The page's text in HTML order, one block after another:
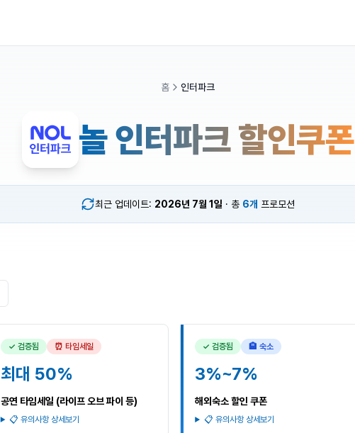
홈 인터파크
놀 인터파크 할인쿠폰
최근 업데이트: 2026년 7월 1일 · 총 6개 프로모션
✓ 검증됨 ⏰ 타임세일
최대 50%
공연 타임세일 (라이프 오브 파이 등)
📋 유의사항 상세보기
✓ 검증됨 🏨 숙소
3%~7%
해외숙소 할인 쿠폰
📋 유의사항 상세보기